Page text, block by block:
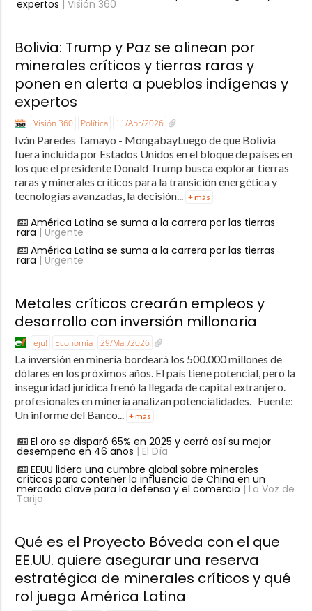
expertos | Visión 360
Bolivia: Trump y Paz se alinean por
minerales críticos y tierras raras y
ponen en alerta a pueblos indígenas y
expertos
Visión 360 Política 11/Abr/2026
Iván Paredes Tamayo - MongabayLuego de que Bolivia
fuera incluida por Estados Unidos en el bloque de países en
los que el presidente Donald Trump busca explorar tierras
raras y minerales críticos para la transición energética y
tecnologías avanzadas, la decisión...
+ más
América Latina se suma a la carrera por las tierras
rara | Urgente
América Latina se suma a la carrera por las tierras
rara | Urgente
Metales críticos crearán empleos y
desarrollo con inversión millonaria
eju! Economía 29/Mar/2026
La inversión en minería bordeará los 500.000 millones de
dólares en los próximos años. El país tiene potencial, pero la
inseguridad jurídica frenó la llegada de capital extranjero.
profesionales en minería analizan potencialidades. Fuente:
Un informe del Banco... + más
El oro se disparó 65% en 2025 y cerró así su mejor
desempeño en 46 años | El Día
EEUU lidera una cumbre global sobre minerales
críticos para contener la influencia de China en un
mercado clave para la defensa y el comercio | La Voz de
Tarija
Qué es el Proyecto Bóveda con el que
EE.UU. quiere asegurar una reserva
estratégica de minerales críticos y qué
rol juega América Latina